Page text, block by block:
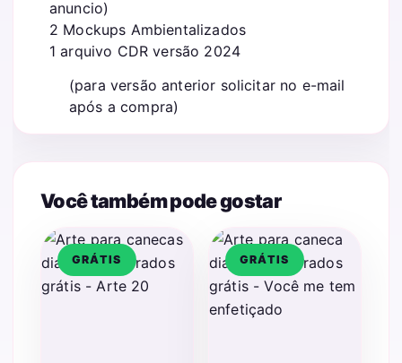
anuncio)
2 Mockups Ambientalizados
1 arquivo CDR versão 2024
(para versão anterior solicitar no e-mail
após a compra)
Você também pode gostar
GRÁTIS GRÁTIS